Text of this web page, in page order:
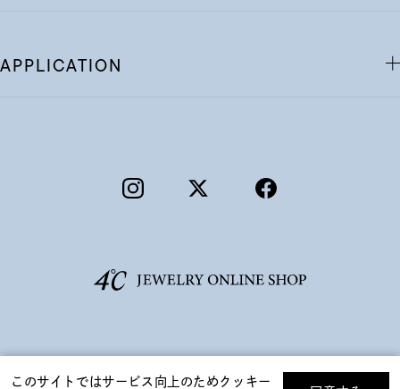
APPLICATION
このサイトではサービス向上のためクッキー